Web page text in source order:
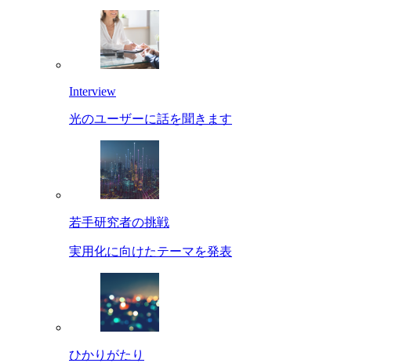
Interview
光のユーザーに話を聞きます
若手研究者の挑戦
実用化に向けたテーマを発表
ひかりがたり